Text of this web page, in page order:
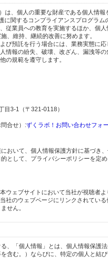
は、個人の重要な財産である個人情
に関するコンプライアンスプログラム
従業員への教育を実施するほか、個
、維持、継続的改善に努めます。
び預託を行う場合には、業務実態に応
情報の紛失、破壊、改ざん、漏洩等
の規範を遵守します。
目3-1（〒321-0118）
合せ）:ずくラボ！お問い合わせフォ
おいて、個人情報保護方針に基づき
として、プライバシーポリシーを定
ウェブサイトにおいて当社が視聴者
社のウェブページにリンクされてい
せん。
る、「個人情報」とは、個人情報保
含む。）ならびに、特定の個人と結